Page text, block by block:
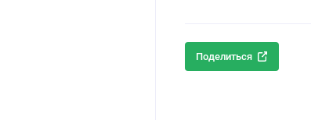
Поделиться